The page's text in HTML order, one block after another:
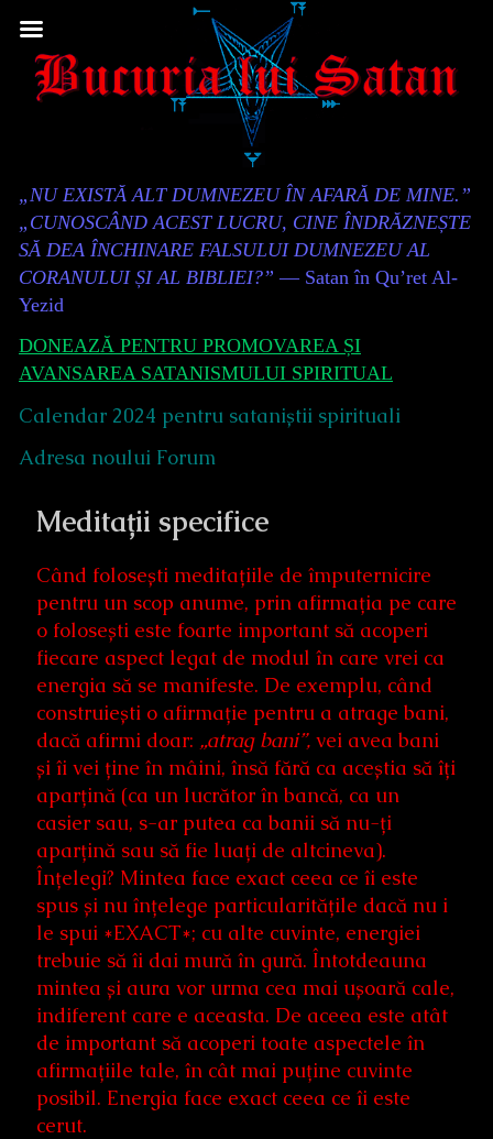
to
Content
Header
„NU EXISTĂ ALT DUMNEZEU ÎN AFARĂ DE MINE.”
„CUNOSCÂND ACEST LUCRU, CINE ÎNDRĂZNEȘTE
SĂ DEA ÎNCHINARE FALSULUI DUMNEZEU AL
CORANULUI ȘI AL BIBLIEI?” — Satan în Qu’ret Al-
Yezid
DONEAZĂ PENTRU PROMOVAREA ȘI
AVANSAREA SATANISMULUI SPIRITUAL
Calendar 2024 pentru sataniștii spirituali
Adresa noului Forum
Meditații specifice
Când folosești meditațiile de împuternicire
pentru un scop anume, prin afirmația pe care
o folosești este foarte important să acoperi
fiecare aspect legat de modul în care vrei ca
energia să se manifeste. De exemplu, când
construiești o afirmație pentru a atrage bani,
dacă afirmi doar: „atrag bani”, vei avea bani
și îi vei ține în mâini, însă fără ca aceștia să îți
aparțină (ca un lucrător în bancă, ca un
casier sau, s-ar putea ca banii să nu-ți
aparțină sau să fie luați de altcineva).
Înțelegi? Mintea face exact ceea ce îi este
spus și nu înțelege particularitățile dacă nu i
le spui *EXACT*; cu alte cuvinte, energiei
trebuie să îi dai mură în gură. Întotdeauna
mintea și aura vor urma cea mai ușoară cale,
indiferent care e aceasta. De aceea este atât
de important să acoperi toate aspectele în
afirmațiile tale, în cât mai puține cuvinte
posibil. Energia face exact ceea ce îi este
cerut.